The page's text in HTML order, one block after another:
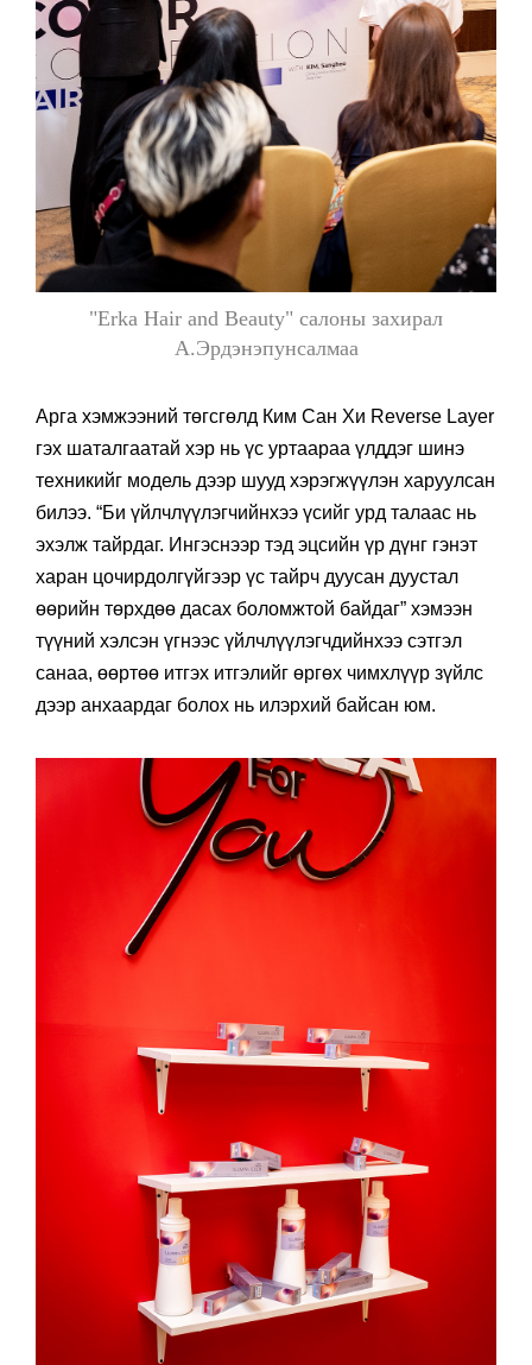
"Erka Hair and Beauty" салоны захирал
A.Эрдэнэпунсалмаа
Арга хэмжээний төгсгөлд Ким Сан Хи Reverse Layer
гэх шаталгаатай хэр нь үс уртаараа үлддэг шинэ
техникийг модель дээр шууд хэрэгжүүлэн харуулсан
билээ. “Би үйлчлүүлэгчийнхээ үсийг урд талаас нь
эхэлж тайрдаг. Ингэснээр тэд эцсийн үр дүнг гэнэт
харан цочирдолгүйгээр үс тайрч дуусан дуустал
өөрийн төрхдөө дасах боломжтой байдаг” хэмээн
түүний хэлсэн үгнээс үйлчлүүлэгчдийнхээ сэтгэл
санаа, өөртөө итгэх итгэлийг өргөх чимхлүүр зүйлс
дээр анхаардаг болох нь илэрхий байсан юм.